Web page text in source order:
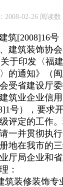
2008-02-26 阅读数
号
建筑装饰协
于印发〈福
的通知》（闽
受省建设厅
筑业企业信
号），要求
评定的工作
一并贯彻执行
地在我市的
厅局企业和省
：
装修装饰专